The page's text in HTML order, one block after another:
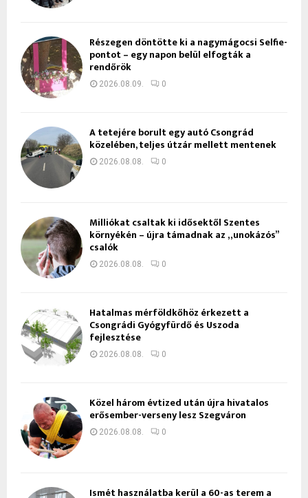
Részegen döntötte ki a nagymágocsi Selfie-
pontot – egy napon belül elfogták a
rendőrök
2026.08.09. 0
A tetejére borult egy autó Csongrád
közelében, teljes útzár mellett mentenek
2026.08.08. 0
Milliókat csaltak ki idősektől Szentes
környékén – újra támadnak az „unokázós”
csalók
2026.08.08. 0
Hatalmas mérföldkőhöz érkezett a
Csongrádi Gyógyfürdő és Uszoda
fejlesztése
2026.08.08. 0
Közel három évtized után újra hivatalos
erősember-verseny lesz Szegváron
2026.08.08. 0
Ismét használatba kerül a 60-as terem a